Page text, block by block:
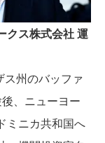
クス株式会社 運
ス州のバッファ
、ニューヨー
ミニカ共和国へ